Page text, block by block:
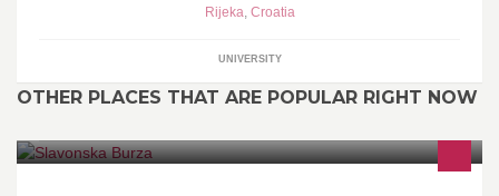
Rijeka, Croatia
UNIVERSITY
OTHER PLACES THAT ARE POPULAR RIGHT NOW